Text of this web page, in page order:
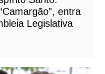
entra
Legislativa